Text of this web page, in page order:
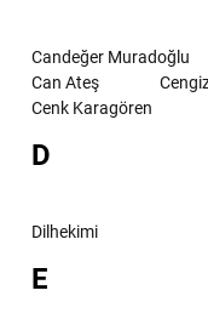
Candeğer Muradoğlu
Can Ateş
Cenk Karagören
D
Dilhekimi
E